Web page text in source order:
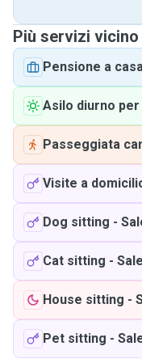
Più servizi
Pensione a
Asilo diurno per
Passeggiata
Visite a
Dog sitting -
Cat sitting -
House sitting -
Pet sitting -